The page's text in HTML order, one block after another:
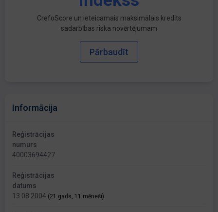
CrefoScore un ieteicamais maksimālais kredīts
sadarbības riska novērtējumam
Pārbaudīt
Informācija
Reģistrācijas
numurs
40003694427
Reģistrācijas
datums
13.08.2004 (21 gads, 11 mēneši)